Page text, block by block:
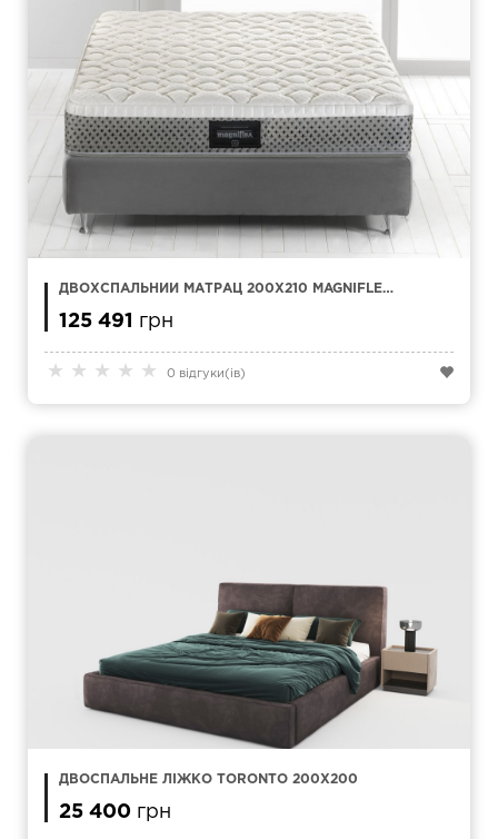
★ ★ ★ ★ ★ 0 відгуки(ів)
ДВОХСПАЛЬНИЙ МАТРАЦ 200Х210 MAGNIFLEX
125 491 грн
ДВОСПАЛЬНЕ ЛІЖКО TORONTO 200Х200
25 400 грн